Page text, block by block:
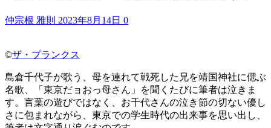
仲宗根 雅則 2023年8月14日 0
©ザ・プランクス
島倉千代子が歌う、母を連れて戦死した兄を靖国神社に偲ぶ
名歌、「東京だョおっ母さん」を聞くたびに筆者は泣きま
す。言葉の遊びではなく、お千代さんの泣き節の切ない優し
さに包まれながら、東京での学生時代の出来事を思い出し、